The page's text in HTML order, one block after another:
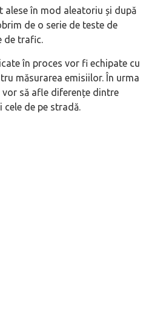
în mod aleatoriu și după
de o serie de teste de
de trafic.
în proces vor fi echipate cu
măsurarea emisiilor. În urma
să afle diferențe dintre
de pe stradă.